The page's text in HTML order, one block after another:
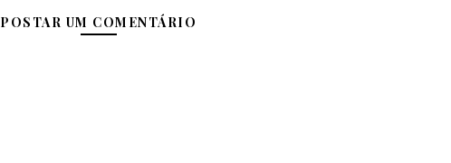
POSTAR UM COMENTÁRIO